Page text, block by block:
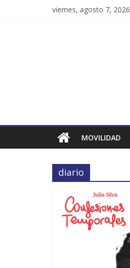
viernes, agosto 7, 2026
MOVILIDAD
diario